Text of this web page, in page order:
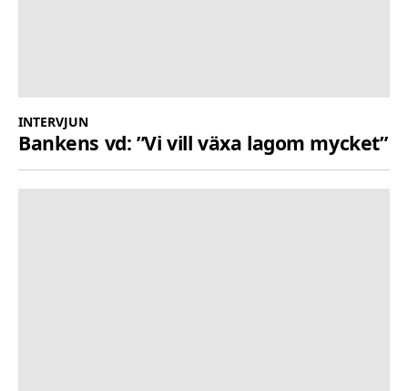
INTERVJUN
Bankens vd: ”Vi vill växa lagom mycket”